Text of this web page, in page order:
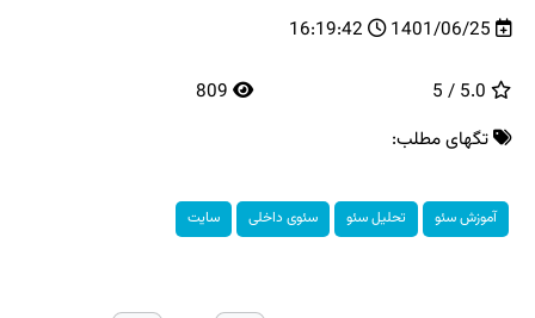
1401/06/25
16:19:42
تگهای مطلب:
آموزش سئو تحلیل سئو سئوی داخلی سایت